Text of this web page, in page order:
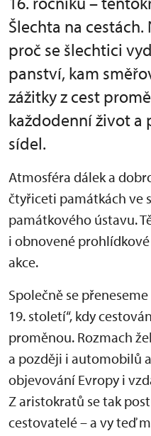
Šlechta na
proč se šlechtici
panství, kam
zážitky z cest
každodenní život a
sídel.
Atmosféra dálek a
čtyřiceti památkách ve
památkového ústavu.
i obnovené
akce.
Společně se
19. století“, kdy
proměnou. Rozmach
a později i automobilů
objevování Evropy i
Z aristokratů se tak
cestovatelé – a vy teď